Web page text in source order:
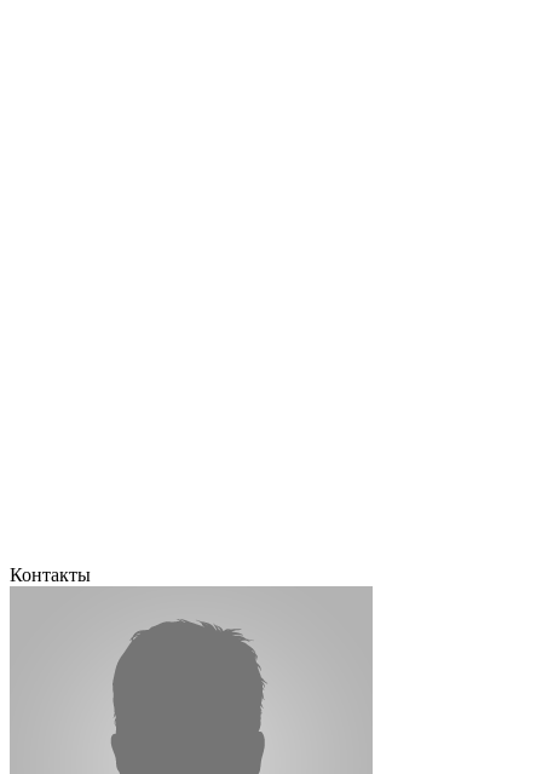
Контакты